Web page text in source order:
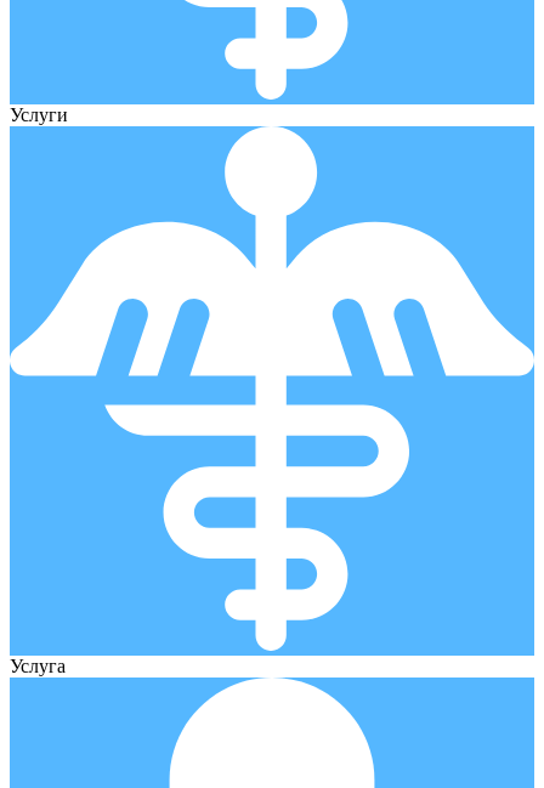
Услуги
Услуга